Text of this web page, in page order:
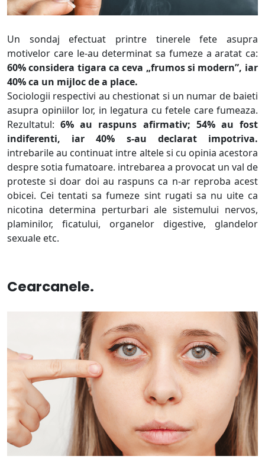
Un sondaj efectuat printre tinerele fete asupra
motivelor care le-au determinat sa fumeze a aratat ca:
60% considera tigara ca ceva „frumos si modern”, iar
40% ca un mijloc de a place.
Sociologii respectivi au chestionat si un numar de baieti
asupra opiniilor lor, in legatura cu fetele care fumeaza.
Rezultatul: 6% au raspuns afirmativ; 54% au fost
indiferenti, iar 40% s-au declarat impotriva.
intrebarile au continuat intre altele si cu opinia acestora
despre sotia fumatoare. intrebarea a provocat un val de
proteste si doar doi au raspuns ca n-ar reproba acest
obicei. Cei tentati sa fumeze sint rugati sa nu uite ca
nicotina determina perturbari ale sistemului nervos,
plaminilor, ficatului, organelor digestive, glandelor
sexuale etc.
Cearcanele.